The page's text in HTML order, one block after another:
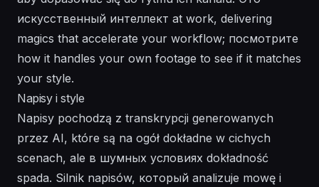
искусственный интеллект at work, delivering
magics that accelerate your workflow; посмотрите
how it handles your own footage to see if it matches
your style.
Napisy i style
Napisy pochodzą z transkrypcji generowanych
przez AI, które są na ogół dokładne w cichych
scenach, ale в шумных условиях dokładność
spada. Silnik napisów, который analizuje mowę i